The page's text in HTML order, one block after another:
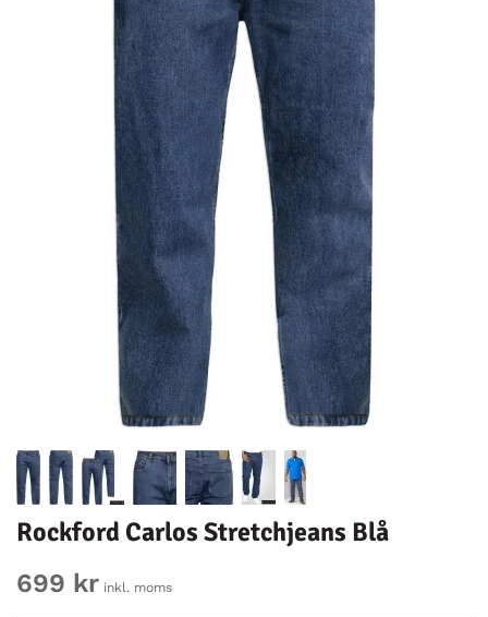
Rockford Carlos Stretchjeans Blå
699 kr inkl. moms